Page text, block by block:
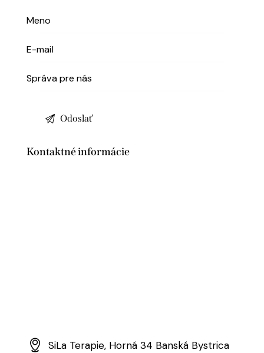
Kontaktné informácie
SiLa Terapie, Horná 34 Banská Bystrica